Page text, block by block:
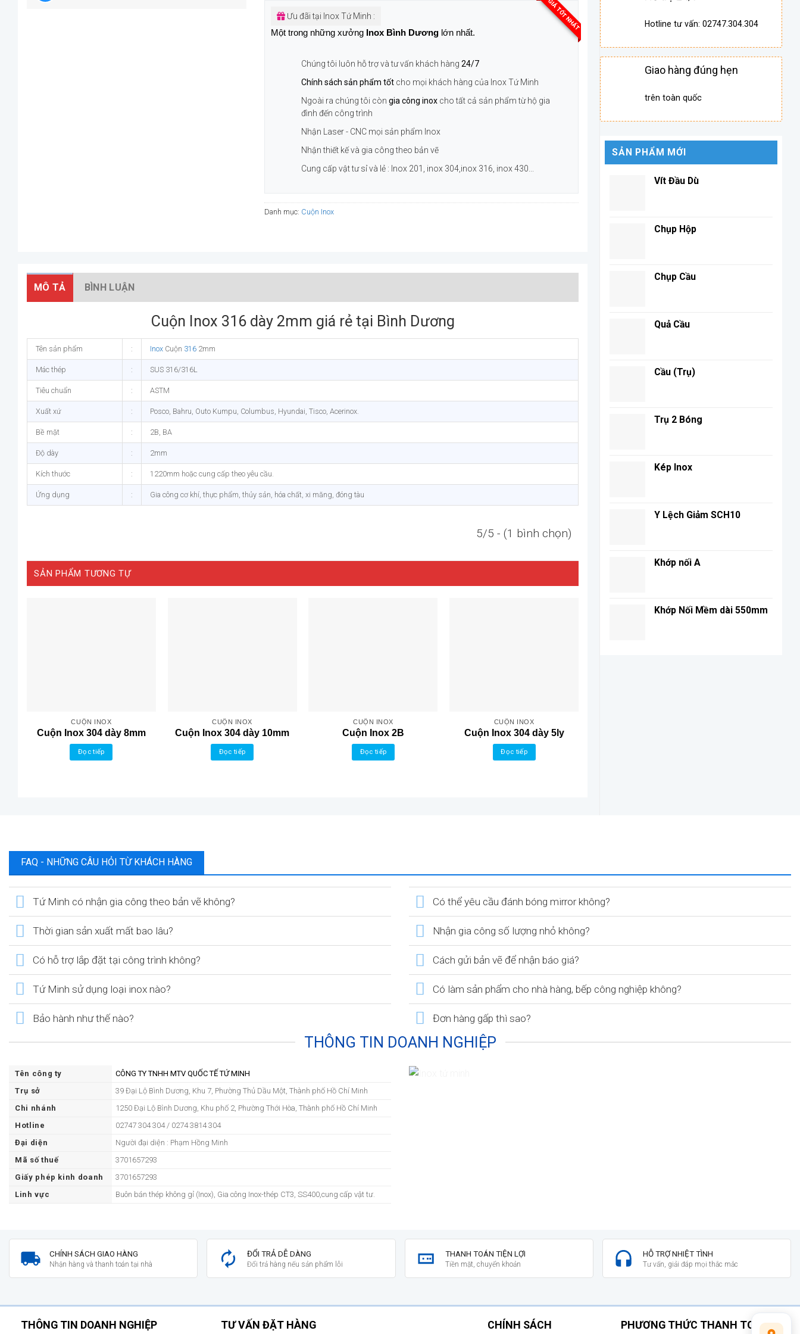
Hotline tư vấn: 02747.304.304
Giao hàng đúng hẹn
trên toàn quốc
SẢN PHẨM MỚI
Vít Đầu Dù
Chụp Hộp
Chụp Cầu
Quả Cầu
Cầu (Trụ)
Trụ 2 Bóng
Kép Inox
Y Lệch Giảm SCH10
Khớp nối A
Khớp Nối Mềm dài 550mm
GIÁ TỐT NHẤT
Ưu đãi tại Inox Tứ Minh :
Một trong những xưởng Inox Bình Dươnglớn nhất.
Chúng tôi luôn hỗ trợ và tư vấn khách hàng 24/7
Chính sách sản phẩm tốtcho mọi khách hàng của Inox Tứ Minh
Ngoài ra chúng tôi còn gia công inoxcho tất cả sản phẩm từ hộ gia
đình đến công trình
Nhận Laser - CNC mọi sản phẩm Inox
Nhận thiết kế và gia công theo bản vẽ
Cung cấp vật tư sỉ và lẻ : Inox 201, inox 304,inox 316, inox 430...
Danh mục: Cuộn Inox
MÔ TẢ BÌNH LUẬN
Cuộn Inox 316 dày 2mm giá rẻ tại Bình Dương
Tên sản phẩm : Inox Cuộn 316 2mm
Mác thép : SUS 316/316L
Tiêu chuẩn : ASTM
Xuất xứ : Posco, Bahru, Outo Kumpu, Columbus, Hyundai, Tisco, Acerinox.
Bề mặt : 2B, BA
Độ dày : 2mm
Kích thước : 1220mm hoặc cung cấp theo yêu cầu.
Ứng dụng : Gia công cơ khí, thực phẩm, thủy sản, hóa chất, xi măng, đóng tàu
5/5 - (1 bình chọn)
SẢN PHẨM TƯƠNG TỰ
CUỘN INOX
Cuộn Inox 304 dày 8mm
Đọc tiếp
CUỘN INOX
Cuộn Inox 304 dày 10mm
Đọc tiếp
CUỘN INOX
Cuộn Inox 2B
Đọc tiếp
CUỘN INOX
Cuộn Inox 304 dày 5ly
Đọc tiếp
FAQ - NHỮNG CÂU HỎI TỪ KHÁCH HÀNG
Tứ Minh có nhận gia công theo bản vẽ không?
Thời gian sản xuất mất bao lâu?
Có hỗ trợ lắp đặt tại công trình không?
Tứ Minh sử dụng loại inox nào?
Bảo hành như thế nào?
Có thể yêu cầu đánh bóng mirror không?
Nhận gia công số lượng nhỏ không?
Cách gửi bản vẽ để nhận báo giá?
Có làm sản phẩm cho nhà hàng, bếp công nghiệp không?
Đơn hàng gấp thì sao?
THÔNG TIN DOANH NGHIỆP
Tên công ty
CÔNG TY TNHH MTV QUỐC TẾ TỨ MINH
Trụ sở
39 Đại Lộ Bình Dương, Khu 7, Phường Thủ Dầu Một, Thành phố Hồ Chí Minh
Chi nhánh
1250 Đại Lộ Bình Dương, Khu phố 2, Phường Thới Hòa, Thành phố Hồ Chí Minh
Hotline
02747 304 304 / 0274 3814 304
Đại diện
Người đại diện : Phạm Hồng Minh
Mã số thuế
3701657293
Giấy phép kinh doanh
3701657293
Linh vực
Buôn bán thép không gỉ (Inox), Gia công Inox-thép CT3, SS400,cung cấp vật tư.
CHÍNH SÁCH GIAO HÀNG
Nhận hàng và thanh toán tại nhà
ĐỔI TRẢ DỄ DÀNG
Đổi trả hàng nếu sản phẩm lỗi
THANH TOÁN TIỆN LỢI
Tiền mặt, chuyển khoản
HỖ TRỢ NHIỆT TÌNH
Tư vấn, giải đáp mọi thắc mắc
THÔNG TIN DOANH NGHIỆP TƯ VẤN ĐẶT HÀNG CHÍNH SÁCH PHƯƠNG THỨC THANH TOÁN